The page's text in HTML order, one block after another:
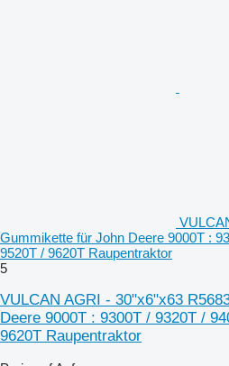
Gummikette für John Deere 9000T :
9520T / 9620T Raupentraktor
5
VULCAN AGRI - 30"x6"x63
Deere 9000T : 9300T / 9320T /
9620T Raupentraktor